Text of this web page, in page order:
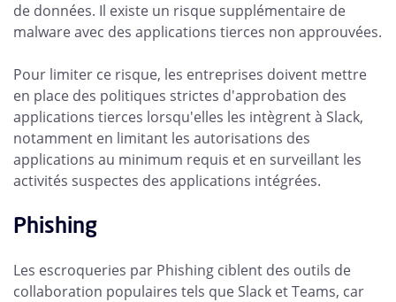
de données. Il existe un risque supplémentaire de
malware avec des applications tierces non approuvées.
Pour limiter ce risque, les entreprises doivent mettre
en place des politiques strictes d'approbation des
applications tierces lorsqu'elles les intègrent à Slack,
notamment en limitant les autorisations des
applications au minimum requis et en surveillant les
activités suspectes des applications intégrées.
Phishing
Les escroqueries par Phishing ciblent des outils de
collaboration populaires tels que Slack et Teams, car